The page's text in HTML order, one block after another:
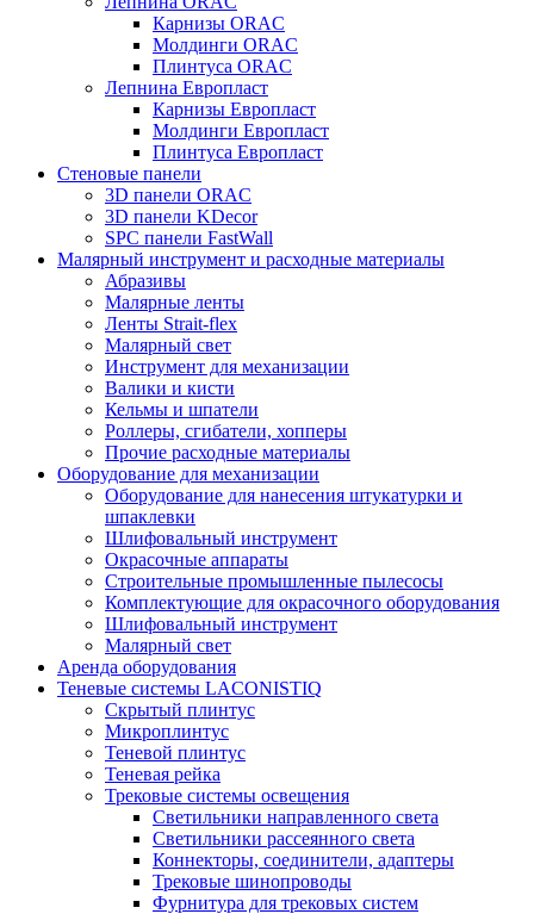
Карнизы ORAC
Молдинги ORAC
Плинтуса ORAC
Лепнина Европласт
Карнизы Европласт
Молдинги Европласт
Плинтуса Европласт
Стеновые панели
3D панели ORAC
3D панели KDecor
SPC панели FastWall
Малярный инструмент и расходные материалы
Абразивы
Малярные ленты
Ленты Strait-flex
Малярный свет
Инструмент для механизации
Валики и кисти
Кельмы и шпатели
Роллеры, сгибатели, хопперы
Прочие расходные материалы
Оборудование для механизации
Оборудование для нанесения штукатурки и
шпаклевки
Шлифовальный инструмент
Окрасочные аппараты
Строительные промышленные пылесосы
Комплектующие для окрасочного оборудования
Шлифовальный инструмент
Малярный свет
Аренда оборудования
Теневые системы LACONISTIQ
Скрытый плинтус
Микроплинтус
Теневой плинтус
Теневая рейка
Трековые системы освещения
Светильники направленного света
Светильники рассеянного света
Коннекторы, соединители, адаптеры
Трековые шинопроводы
Фурнитура для трековых систем